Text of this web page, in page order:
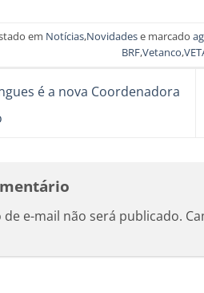
em Notícias,Novidadese marcado
BRF,Vetanco,
é a nova Coordenadora
de e-mail não será publicado.